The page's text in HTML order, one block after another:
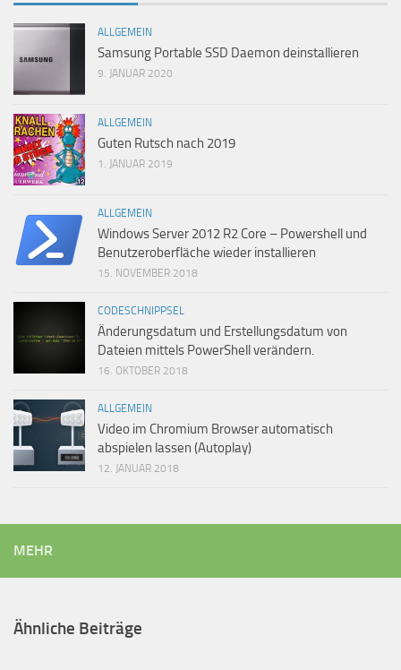
ALLGEMEIN
Samsung Portable SSD Daemon deinstallieren
9. JANUAR 2020
ALLGEMEIN
Guten Rutsch nach 2019
1. JANUAR 2019
ALLGEMEIN
Windows Server 2012 R2 Core – Powershell und
Benutzeroberfläche wieder installieren
15. NOVEMBER 2018
CODESCHNIPPSEL
Änderungsdatum und Erstellungsdatum von
Dateien mittels PowerShell verändern.
16. OKTOBER 2018
ALLGEMEIN
Video im Chromium Browser automatisch
abspielen lassen (Autoplay)
12. JANUAR 2018
MEHR
Ähnliche Beiträge